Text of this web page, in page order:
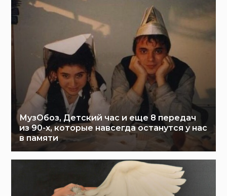
МузОбоз, Детский час и еще 8 передач
из 90-х, которые навсегда останутся у нас
в памяти